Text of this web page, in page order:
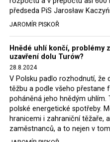
Bodnar. Musel získat
Stále jsou totiž platné
že důl i elektrárna jsou –
polského energetického
se svými dceřinými
tisíc lidí. Navíc s činností
souvisí dalších několik
regionu. Zelená politika
Rozhodnutí polského
německé, české a polské
předseda PiS Jarosław
JAROMÍR PISKOŘ
Hnědé uhlí končí, problémy
uzavření dolu Turów?
28.8.2024
V Polsku padlo rozhodnutí, že
těžbu a podle všeho přestane
poháněná jeho hnědým uhlím.
polské energetické spotřeby.
hranicemi i zahraniční těžaře,
zaměstnanců, a to nejen v